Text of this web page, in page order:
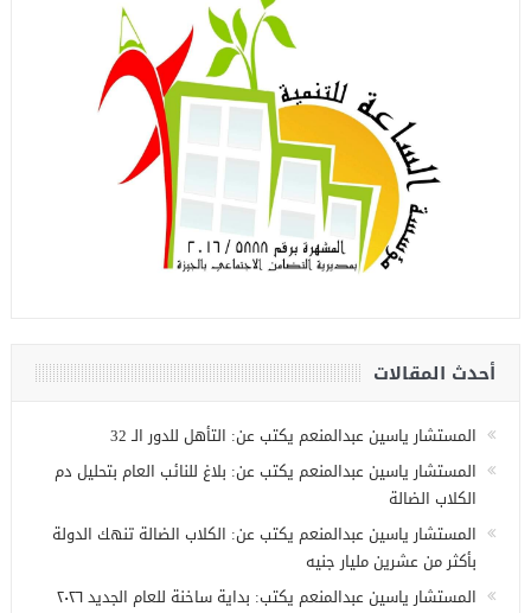
أحدث المقالات
المستشار ياسين عبدالمنعم يكتب عن: التأهل للدور الـ 32
المستشار ياسين عبدالمنعم يكتب عن: بلاغ للنائب العام بتحليل دم
الكلاب الضالة
المستشار ياسين عبدالمنعم يكتب عن: الكلاب الضالة تنهك الدولة
بأكثر من عشرين مليار جنيه
المستشار ياسين عبدالمنعم يكتب: بداية ساخنة للعام الجديد ٢٠٢٦